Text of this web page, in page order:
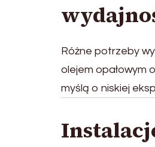
Różne potrzeby
olejem opałowym
myślą o niskiej